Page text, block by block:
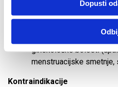
Dopusti
poremećaji tonusa
povećan tonus -
ginekološke bolesti
menstruacijske smetnje,
Kontraindikacije